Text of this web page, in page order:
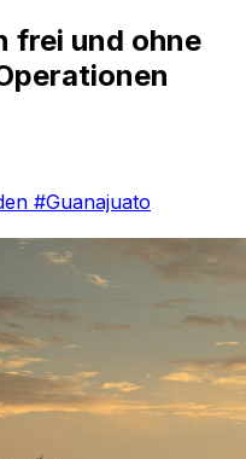
frei und ohne
#Guanajuato